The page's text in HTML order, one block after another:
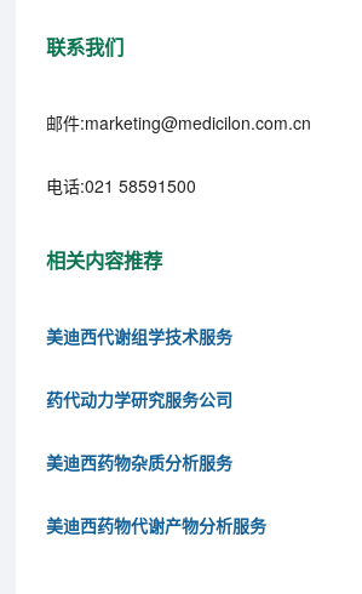
联系我们
邮件:marketing@medicilon.com.cn
电话:021 58591500
相关内容推荐
美迪西代谢组学技术服务
药代动力学研究服务公司
美迪西药物杂质分析服务
美迪西药物代谢产物分析服务